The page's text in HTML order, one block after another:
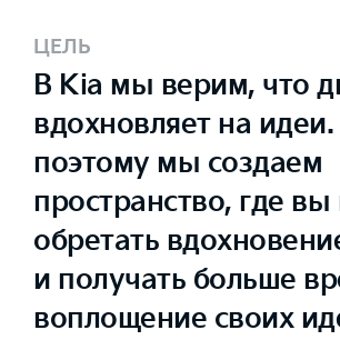
ЦЕЛЬ
В Kia мы верим, что
вдохновляет на
поэтому мы создаем
пространство, где
обретать
и получать больше
воплощение своих